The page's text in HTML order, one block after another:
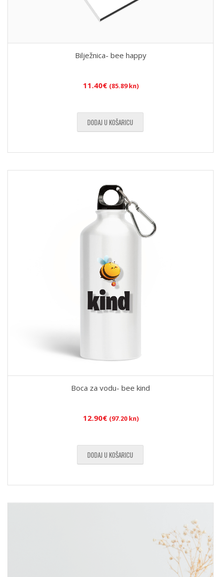
Bilježnica- bee happy
11.40€ (85.89 kn)
DODAJ U KOŠARICU
Boca za vodu- bee kind
12.90€ (97.20 kn)
DODAJ U KOŠARICU